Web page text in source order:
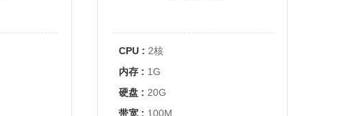
CPU : 2核
内存 : 1G
硬盘 : 20G
带宽 : 100M